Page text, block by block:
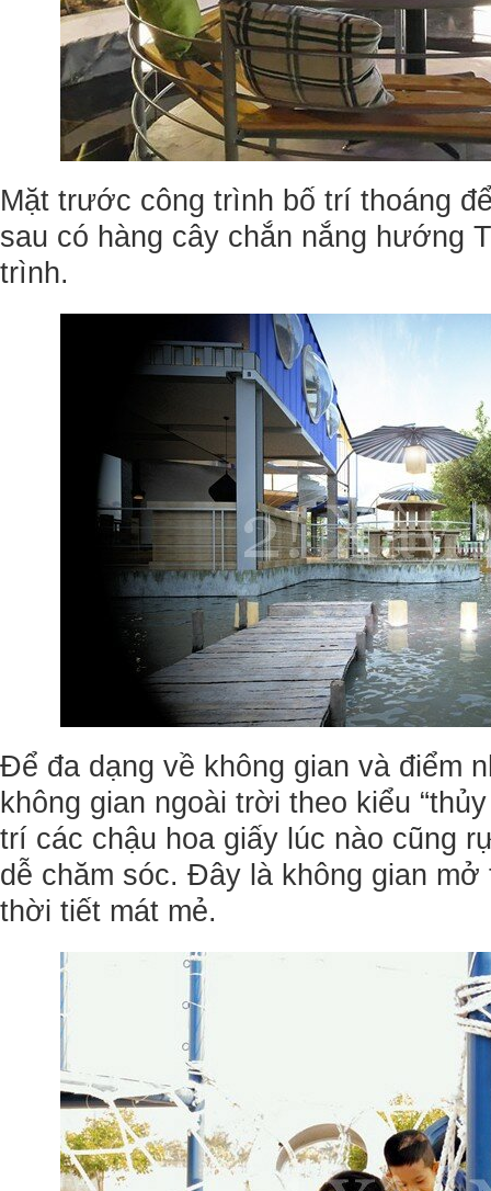
Mặt trước công trình bố trí thoáng
sau có hàng cây chắn nắng hướng
trình.
Để đa dạng về không gian và điểm
không gian ngoài trời theo kiểu
trí các chậu hoa giấy lúc nào cũng
dễ chăm sóc. Đây là không gian
thời tiết mát mẻ.